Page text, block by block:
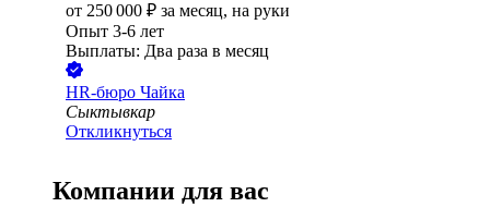
от 250 000 ₽ за месяц, на руки
Опыт 3-6 лет
Выплаты: Два раза в месяц
HR-бюро Чайка
Сыктывкар
Откликнуться
Компании для вас